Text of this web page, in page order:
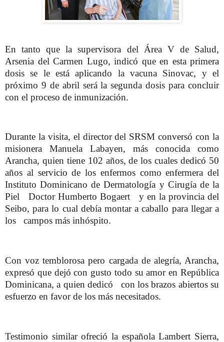
En tanto que la supervisora del Área V de Salud,
Arsenia del Carmen Lugo, indicó que en esta primera
dosis se le está aplicando la vacuna Sinovac, y el
próximo 9 de abril será la segunda dosis para concluir
con el proceso de inmunización.
Durante la visita, el director del SRSM conversó con la
misionera Manuela Labayen, más conocida como
Arancha, quien tiene 102 años, de los cuales dedicó 50
años al servicio de los enfermos como enfermera del
Instituto Dominicano de Dermatología y Cirugía de la
Piel Doctor Humberto Bogaert y en la provincia del
Seibo, para lo cual debía montar a caballo para llegar a
los campos más inhóspito.
Con voz temblorosa pero cargada de alegría, Arancha,
expresó que dejó con gusto todo su amor en República
Dominicana, a quien dedicó con los brazos abiertos su
esfuerzo en favor de los más necesitados.
Testimonio similar ofreció la española Lambert Sierra,